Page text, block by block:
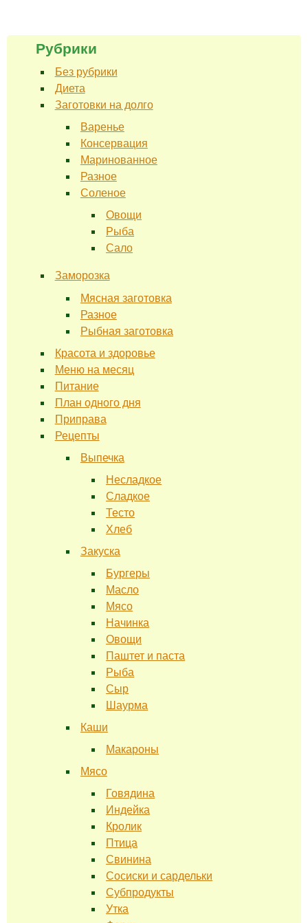
Рубрики
Без рубрики
Диета
Заготовки на долго
Варенье
Консервация
Маринованное
Разное
Соленое
Овощи
Рыба
Сало
Заморозка
Мясная заготовка
Разное
Рыбная заготовка
Красота и здоровье
Меню на месяц
Питание
План одного дня
Приправа
Рецепты
Выпечка
Несладкое
Сладкое
Тесто
Хлеб
Закуска
Бургеры
Масло
Мясо
Начинка
Овощи
Паштет и паста
Рыба
Сыр
Шаурма
Каши
Макароны
Мясо
Говядина
Индейка
Кролик
Птица
Свинина
Сосиски и сардельки
Субпродукты
Утка